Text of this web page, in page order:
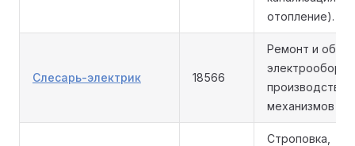
отопление).
Слесарь-электрик 18566
Ремонт и
механизмов и
Строповка,